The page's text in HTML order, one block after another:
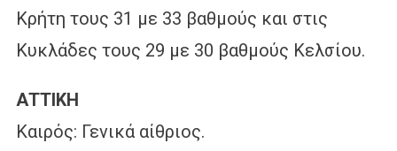
Κρήτη τους 31 με 33 βαθμούς και στις
Κυκλάδες τους 29 με 30 βαθμούς Κελσίου.
ΑΤΤΙΚΗ
Καιρός: Γενικά αίθριος.